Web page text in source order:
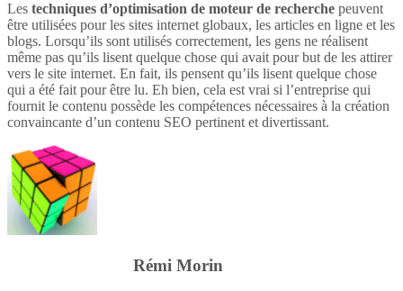
Les techniques d’optimisation de moteur de recherche peuvent
être utilisées pour les sites internet globaux, les articles en ligne et les
blogs. Lorsqu’ils sont utilisés correctement, les gens ne réalisent
même pas qu’ils lisent quelque chose qui avait pour but de les attirer
vers le site internet. En fait, ils pensent qu’ils lisent quelque chose
qui a été fait pour être lu. Eh bien, cela est vrai si l’entreprise qui
fournit le contenu possède les compétences nécessaires à la création
convaincante d’un contenu SEO pertinent et divertissant.
Rémi Morin